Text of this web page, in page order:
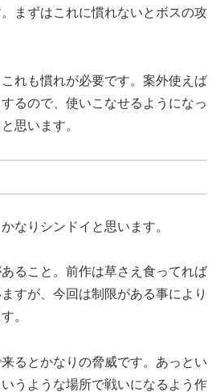
まずはこれに慣れないとボスの攻
れも慣れが必要です。案外使えば
るので、使いこなせるようになっ
思います。
なりシンドイと思います。
ること。前作は草さえ食ってれば
すが、今回は制限がある事により
。
るとかなりの脅威です。あっとい
うような場所で戦いになるよう作